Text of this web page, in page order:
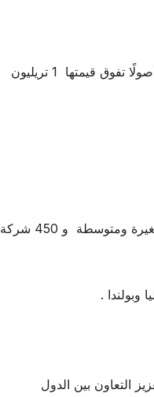
المعرض هذا العام يستضيف أكثر من 1,800 شركة ناشئة وأكثر من 1,200 مستثمر يمتلكون معًا أصولًا تفوق قيمتها 1 تريليون
كما شهد اليوم الأول للمعرض حضورًا قويًا من شركات عالمية، إذ شاركت أكثر من 1,000 شركة صغيرة ومتوسطة و 450 شركة
وبولندا .
التعاون بين الدول